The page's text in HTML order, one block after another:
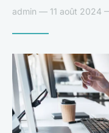
admin — 11 août 2024